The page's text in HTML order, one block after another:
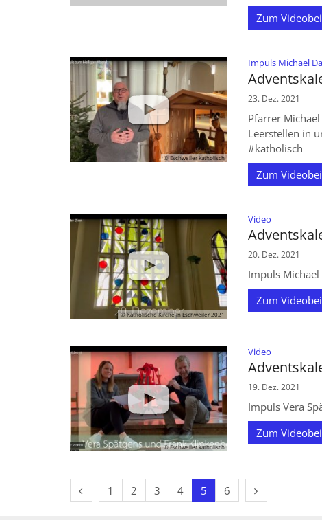
Zum
© Eschweiler katholisch
© Eschweiler katholisch
Impuls Michael
23. Dez. 2021
Pfarrer
Leerstellen in
#katholisch
Zum
© Katholische Kirche in Eschweiler 2021
Video
20. Dez. 2021
Impuls Michael
Zum
© Eschweiler katholisch
Video
19. Dez. 2021
Impuls Vera
Zum
Vorherige Seite
Erste Seite
1 2 3 4 5 6 Nächste Seite